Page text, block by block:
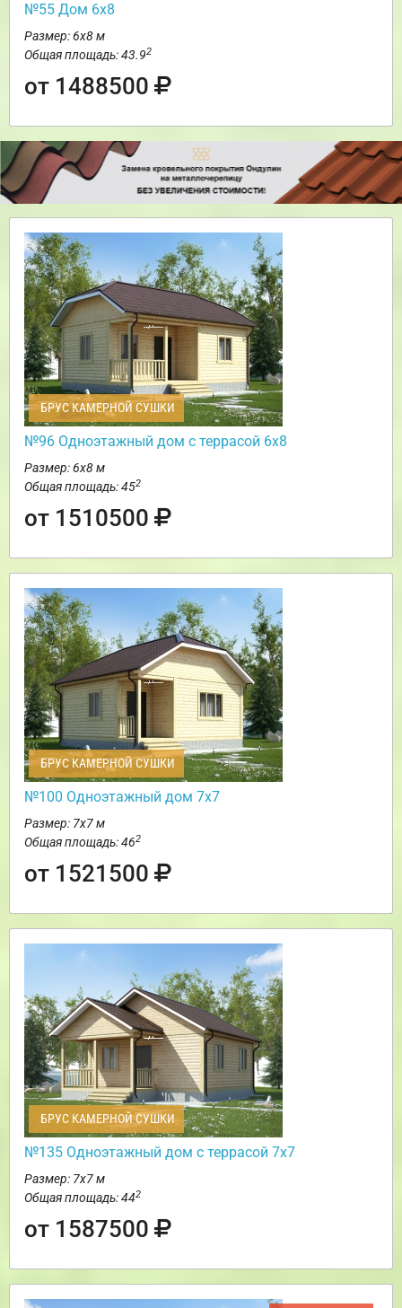
№55 Дом 6х8
Размер: 6х8 м
Общая площадь: 43.92
от 1488500
БРУС КАМЕРНОЙ СУШКИ
№96 Одноэтажный дом с террасой 6х8
Размер: 6х8 м
Общая площадь: 452
от 1510500
БРУС КАМЕРНОЙ СУШКИ
№100 Одноэтажный дом 7х7
Размер: 7х7 м
Общая площадь: 462
от 1521500
БРУС КАМЕРНОЙ СУШКИ
№135 Одноэтажный дом с террасой 7х7
Размер: 7х7 м
Общая площадь: 442
от 1587500